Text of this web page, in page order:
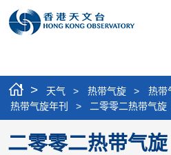
> 天气 > 热带气旋 > 热带
热带气旋年刊
> 二零零二热带气旋
二零零二热带气旋